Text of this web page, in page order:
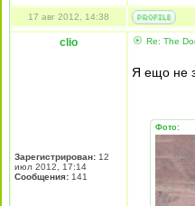
17 авг 2012, 14:38
clio
Зарегистрирован: 12
июл 2012, 17:14
Сообщения: 141
Re: The
Я ещо не
Фото: